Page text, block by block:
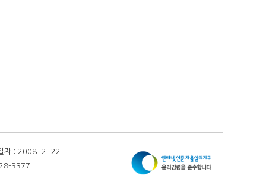
자 : 2008. 2. 22
3377